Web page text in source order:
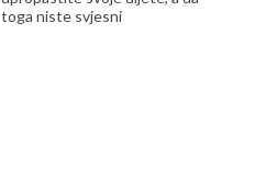
toga niste svjesni